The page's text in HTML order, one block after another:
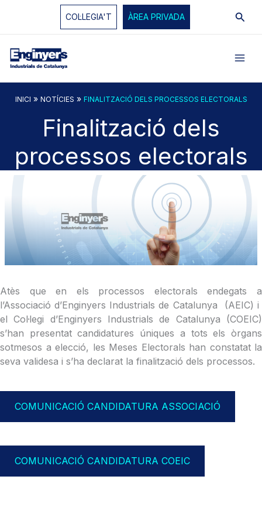
COL·LEGIA'T ÀREA PRIVADA
INICI » NOTÍCIES » FINALITZACIÓ DELS PROCESSOS ELECTORALS
Finalització dels
processos electorals
Atès que en els processos electorals endegats a
l’Associació d’Enginyers Industrials de Catalunya (AEIC) i
el Col·legi d’Enginyers Industrials de Catalunya (COEIC)
s’han presentat candidatures úniques a tots els òrgans
sotmesos a elecció, les Meses Electorals han constatat la
seva validesa i s’ha declarat la finalització dels processos.
COMUNICACIÓ CANDIDATURA ASSOCIACIÓ
COMUNICACIÓ CANDIDATURA COEIC